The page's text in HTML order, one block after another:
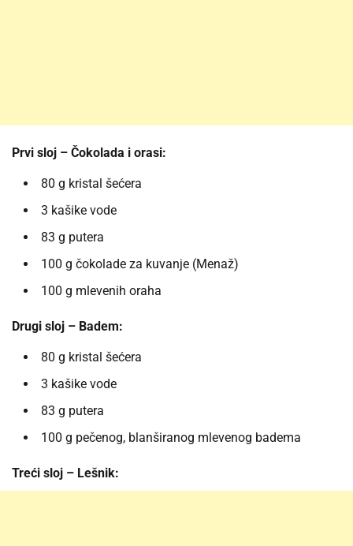
Prvi sloj – Čokolada i orasi:
80 g kristal šećera
3 kašike vode
83 g putera
100 g čokolade za kuvanje (Menaž)
100 g mlevenih oraha
Drugi sloj – Badem:
80 g kristal šećera
3 kašike vode
83 g putera
100 g pečenog, blanširanog mlevenog badema
Treći sloj – Lešnik: